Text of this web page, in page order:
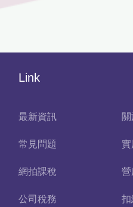
Link
最新資訊
常見問題 實
網拍課稅 營
公司稅務 扣